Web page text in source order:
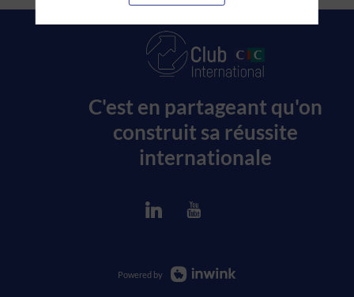
C'est en partageant qu'on
construit sa réussite
internationale
Powered by